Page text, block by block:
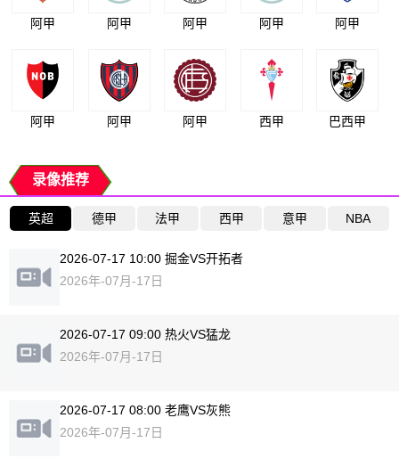
阿甲 阿甲 阿甲 阿甲 阿甲
阿甲 阿甲 阿甲 西甲 巴西甲
录像推荐
英超 德甲 法甲 西甲 意甲 NBA
2026-07-17 10:00 掘金VS开拓者
2026年-07月-17日
2026-07-17 09:00 热火VS猛龙
2026年-07月-17日
2026-07-17 08:00 老鹰VS灰熊
2026年-07月-17日